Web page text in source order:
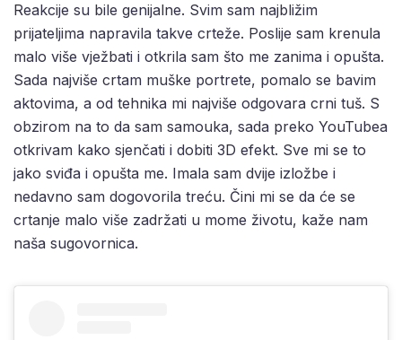
Reakcije su bile genijalne. Svim sam najbližim
prijateljima napravila takve crteže. Poslije sam krenula
malo više vježbati i otkrila sam što me zanima i opušta.
Sada najviše crtam muške portrete, pomalo se bavim
aktovima, a od tehnika mi najviše odgovara crni tuš. S
obzirom na to da sam samouka, sada preko YouTubea
otkrivam kako sjenčati i dobiti 3D efekt. Sve mi se to
jako sviđa i opušta me. Imala sam dvije izložbe i
nedavno sam dogovorila treću. Čini mi se da će se
crtanje malo više zadržati u mome životu, kaže nam
naša sugovornica.